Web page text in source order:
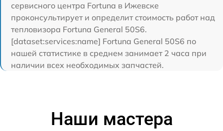
сервисного центра Fortuna в Ижевске
проконсультирует и определит стоимость работ над
тепловизора Fortuna General 50S6.
[dataset:services:name] Fortuna General 50S6 по
нашей статистике в среднем занимает 2 часа при
наличии всех необходимых запчастей.
Наши мастера